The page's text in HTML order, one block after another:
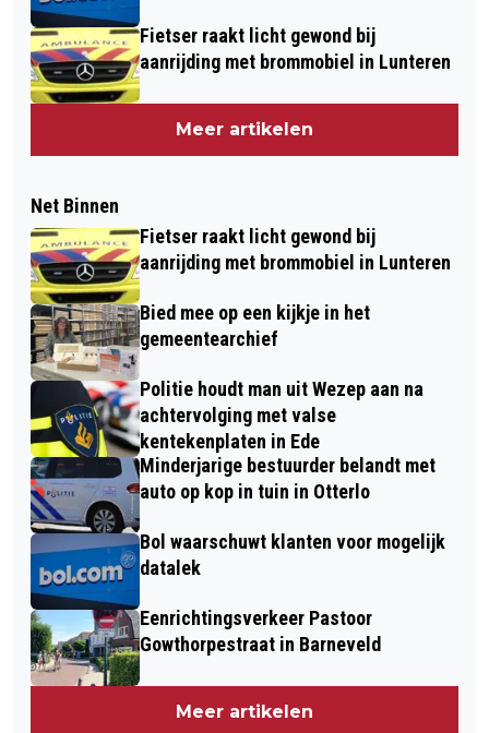
Fietser raakt licht gewond bij
aanrijding met brommobiel in Lunteren
Meer artikelen
Net Binnen
Fietser raakt licht gewond bij
aanrijding met brommobiel in Lunteren
Bied mee op een kijkje in het
gemeentearchief
Politie houdt man uit Wezep aan na
achtervolging met valse
kentekenplaten in Ede
Minderjarige bestuurder belandt met
auto op kop in tuin in Otterlo
Bol waarschuwt klanten voor mogelijk
datalek
Eenrichtingsverkeer Pastoor
Gowthorpestraat in Barneveld
Meer artikelen